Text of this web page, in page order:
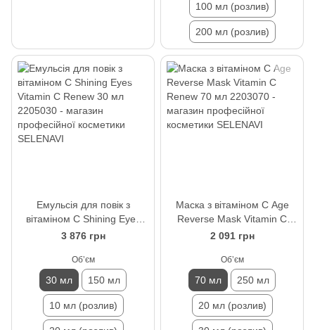
100 мл (розлив)
200 мл (розлив)
Емульсія для повік з
вітаміном С Shining Eyes
Vitamin C Renew 30 мл
3 876 грн
Обʼєм
30 мл 150 мл
10 мл (розлив)
Маска з вітаміном С Age
Reverse Mask Vitamin C
Renew 70 мл
2 091 грн
Обʼєм
70 мл 250 мл
20 мл (розлив)